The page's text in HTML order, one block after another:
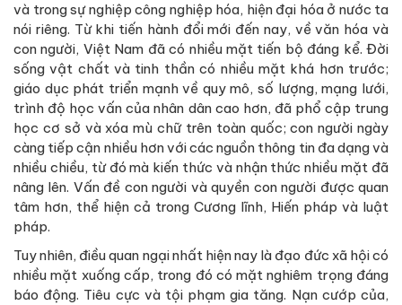
và trong sự nghiệp công nghiệp hóa, hiện đại hóa ở nước ta
nói riêng. Từ khi tiến hành đổi mới đến nay, về văn hóa và
con người, Việt Nam đã có nhiều mặt tiến bộ đáng kể. Đời
sống vật chất và tinh thần có nhiều mặt khá hơn trước;
giáo dục phát triển mạnh về quy mô, số lượng, mạng lưới,
trình độ học vấn của nhân dân cao hơn, đã phổ cập trung
học cơ sở và xóa mù chữ trên toàn quốc; con người ngày
càng tiếp cận nhiều hơn với các nguồn thông tin đa dạng và
nhiều chiều, từ đó mà kiến thức và nhận thức nhiều mặt đã
nâng lên. Vấn đề con người và quyền con người được quan
tâm hơn, thể hiện cả trong Cương lĩnh, Hiến pháp và luật
pháp.
Tuy nhiên, điều quan ngại nhất hiện nay là đạo đức xã hội có
nhiều mặt xuống cấp, trong đó có mặt nghiêm trọng đáng
báo động. Tiêu cực và tội phạm gia tăng. Nạn cướp của,